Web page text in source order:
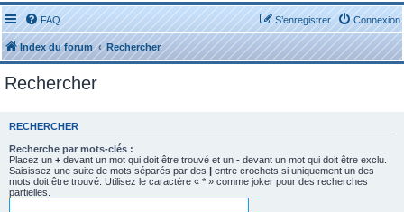
FAQ Connexion
S’enregistrer
Index du forum Rechercher
Rechercher
RECHERCHER
Recherche par mots-clés :
Placez un + devant un mot qui doit être trouvé et un - devant un mot qui doit être exclu.
Saisissez une suite de mots séparés par des | entre crochets si uniquement un des
mots doit être trouvé. Utilisez le caractère « * » comme joker pour des recherches
partielles.